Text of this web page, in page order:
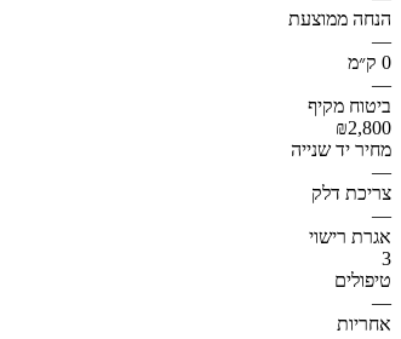
הנחה ממוצעת
—
0 ק״מ
—
ביטוח מקיף
₪2,800
מחיר יד שנייה
—
צריכת דלק
—
אגרת רישוי
3
טיפולים
—
אחריות